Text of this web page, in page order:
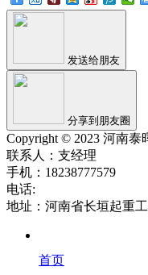
发送给朋友
分享到朋友圈
Copyright © 2023 河南泰
联系人：支经理
手机：18238777579
电话:
地址：河南省长垣起重
首页